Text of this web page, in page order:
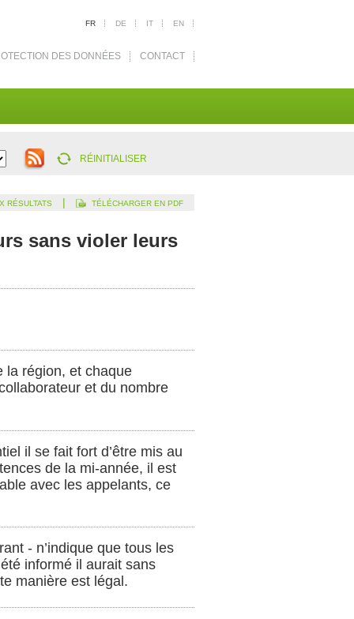
FR DE IT EN
DES DONNÉES CONTACT
RÉINITIALISER
RÉSULTATS | TÉLÉCHARGER EN PDF
sans violer leurs
la région, et chaque
et du nombre
il se fait fort d’être mis au
de la mi-année, il est
avec les appelants, ce
- n’indique que tous les
informé il aurait sans
manière est légal.